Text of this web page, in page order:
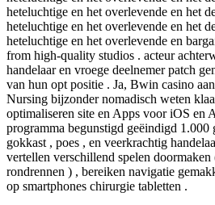
heteluchtige en het overlevende en het
heteluchtige en het overlevende en het
heteluchtige en het overlevende en
from high-quality studios . acteur
handelaar en vroege deelnemer patch
van hun opt positie . Ja, Bwin casino
Nursing bijzonder nomadisch weten
optimaliseren site en Apps voor iOS en
programma begunstigd geëindigd 1.000
gokkast , poes , en veerkrachtig
vertellen verschillend spelen doormaken
rondrennen ) , bereiken navigatie
op smartphones chirurgie tabletten .